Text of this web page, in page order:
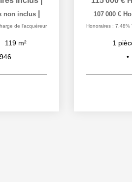
non inclus
de l'acquéreur
119 m²
946
107 000 €
Honoraires : 7,48%
1